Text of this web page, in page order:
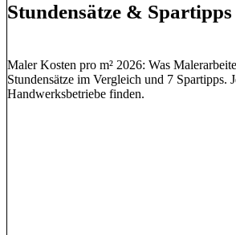
Stundensätze & Spartipps
Maler Kosten pro m² 2026: Was
Stundensätze im Vergleich und 7 Spartipps.
Handwerksbetriebe finden.